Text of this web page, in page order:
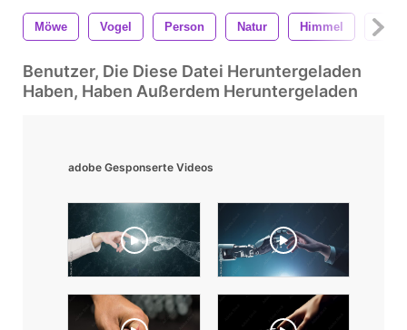
Möwe Vogel Person Natur Himmel
Benutzer, Die Diese Datei Heruntergeladen
Haben, Haben Außerdem Heruntergeladen
adobe Gesponserte Videos